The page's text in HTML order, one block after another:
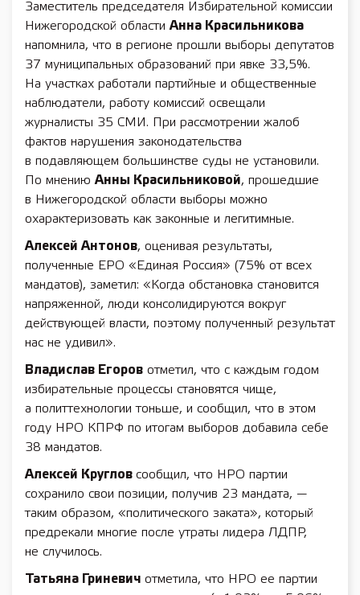
Заместитель председателя Избирательной комиссии
Нижегородской областиАнна Красильникова
напомнила, что в регионе прошли выборы депутатов
37 муниципальных образований при явке 33,5%.
На участках работали партийные и общественные
наблюдатели, работу комиссий освещали
журналисты 35 СМИ. При рассмотрении жалоб
фактов нарушения законодательства
в подавляющем большинстве суды не установили.
По мнениюАнны Красильниковой, прошедшие
в Нижегородской области выборы можно
охарактеризовать как законные и легитимные.
Алексей Антонов, оценивая результаты,
полученные ЕРО «Единая Россия» (75% от всех
мандатов), заметил: «Когда обстановка становится
напряженной, люди консолидируются вокруг
действующей власти, поэтому полученный результат
нас не удивил».
Владислав Егоров отметил, что с каждым годом
избирательные процессы становятся чище,
а политтехнологии тоньше, и сообщил, что в этом
году НРО КПРФ по итогам выборов добавила себе
38 мандатов.
Алексей Круглов сообщил, что НРО партии
сохранило свои позиции, получив 23 мандата, —
таким образом, «политического заката», который
предрекали многие после утраты лидера ЛДПР,
не случилось.
Татьяна Гриневич отметила, что НРО ее партии